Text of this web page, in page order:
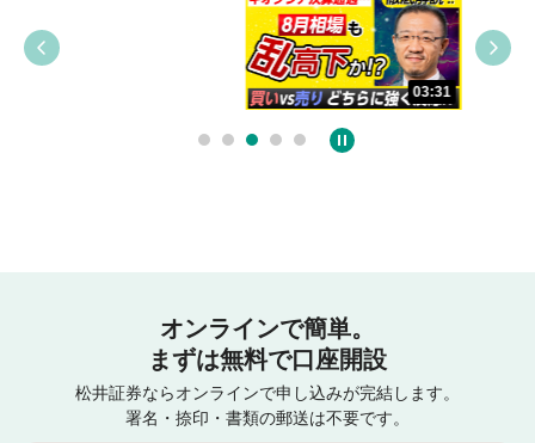
03:31
オンラインで簡単。
まずは無料で口座開設
松井証券ならオンラインで申し込みが完結します。
署名・捺印・書類の郵送は不要です。